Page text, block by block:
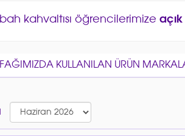
kahvaltısı öğrencilerimize
KULLANILAN ÜRÜN